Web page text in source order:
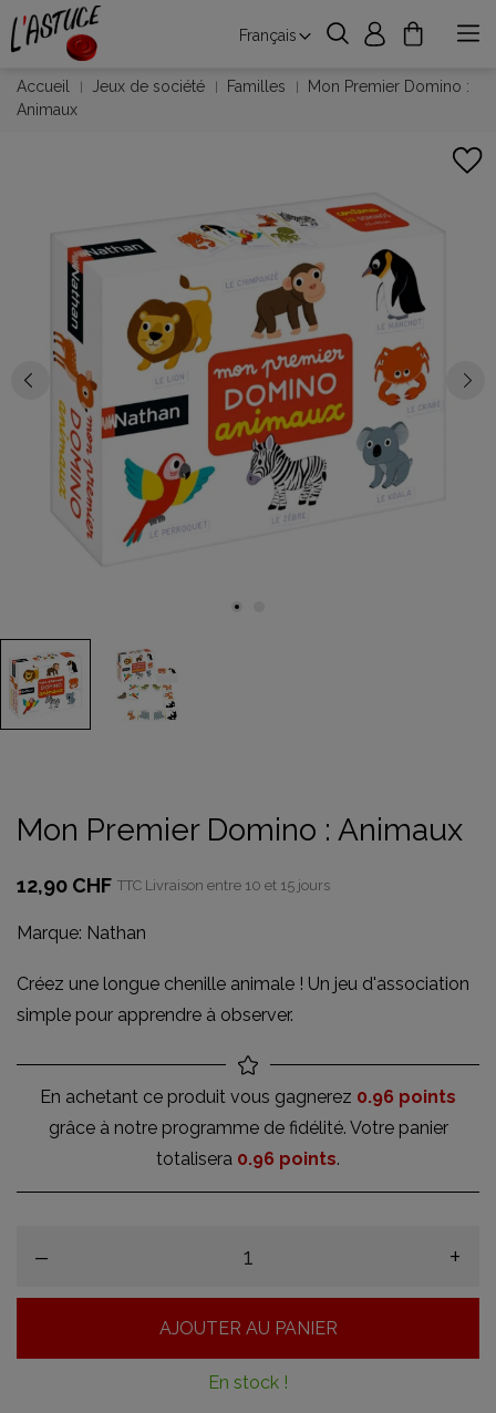
Français
Accueil Jeux de société Familles
Mon Premier Domino :
Animaux
Mon Premier Domino : Animaux
12,90 CHF TTC Livraison entre 10 et 15 jours
Marque: Nathan
Créez une longue chenille animale ! Un jeu d'association
simple pour apprendre à observer.
En achetant ce produit vous gagnerez 0.96 points
grâce à notre programme de fidélité. Votre panier
totalisera 0.96 points.
– +
AJOUTER AU PANIER
En stock !